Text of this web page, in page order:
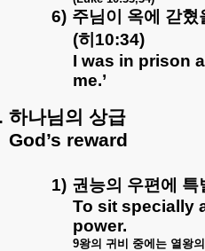
6) 주님이 옥에 갇혔
(히 10:34)
I was in prison
me.’
하나님의 상급
God’s reward
1) 권능의 우편에 특
To sit specially
power.
9왕의 귀비 중에는 열왕의